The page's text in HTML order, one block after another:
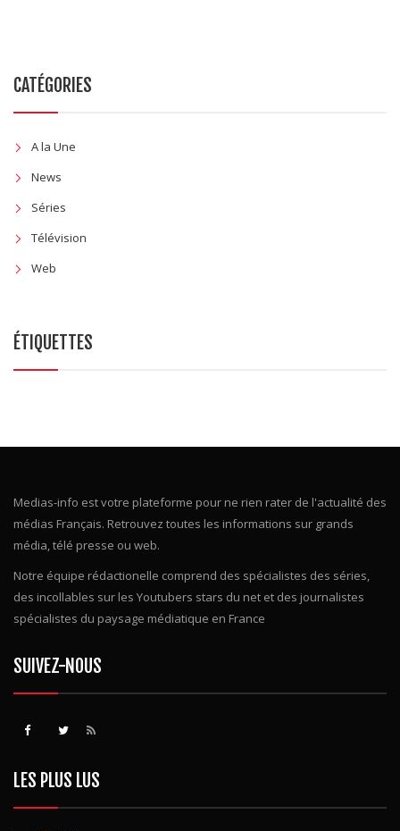
CATÉGORIES
A la Une
News
Séries
Télévision
Web
ÉTIQUETTES
Medias-info est votre plateforme pour ne rien rater de l'actualité des
médias Français. Retrouvez toutes les informations sur grands
média, télé presse ou web.
Notre équipe rédactionelle comprend des spécialistes des séries,
des incollables sur les Youtubers stars du net et des journalistes
spécialistes du paysage médiatique en France
SUIVEZ-NOUS
LES PLUS LUS